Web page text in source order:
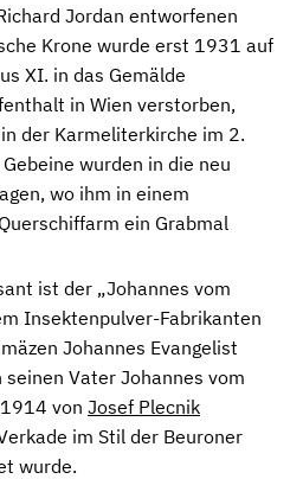
Jordan entworfenen
Krone wurde erst 1931 auf
XI. in das Gemälde
in Wien verstorben,
der Karmeliterkirche im 2.
wurden in die neu
wo ihm in einem
ein Grabmal
ist der „Johannes vom
Insektenpulver-Fabrikanten
Johannes Evangelist
Vater Johannes vom
von Josef Plecnik
im Stil der Beuroner
wurde.